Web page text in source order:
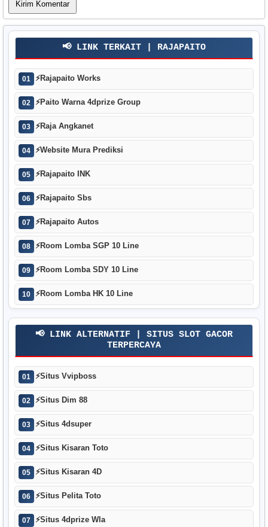
📢 LINK TERKAIT | RAJAPAITO
01 ⚡Rajapaito Works
02 ⚡Paito Warna 4dprize Group
03 ⚡Raja Angkanet
04 ⚡Website Mura Prediksi
05 ⚡Rajapaito INK
06 ⚡Rajapaito Sbs
07 ⚡Rajapaito Autos
08 ⚡Room Lomba SGP 10 Line
09 ⚡Room Lomba SDY 10 Line
10 ⚡Room Lomba HK 10 Line
📢 LINK ALTERNATIF | SITUS SLOT GACOR
TERPERCAYA
01 ⚡Situs Vvipboss
02 ⚡Situs Dim 88
03 ⚡Situs 4dsuper
04 ⚡Situs Kisaran Toto
05 ⚡Situs Kisaran 4D
06 ⚡Situs Pelita Toto
07 ⚡Situs 4dprize Wla